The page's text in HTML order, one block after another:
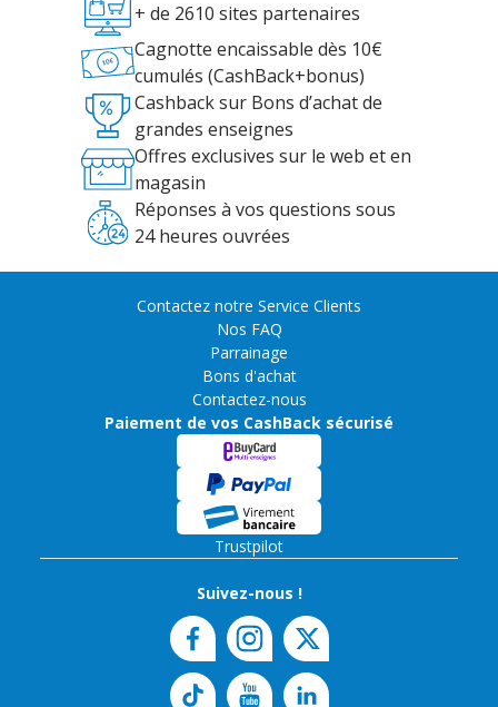
+ de 2610 sites partenaires
Cagnotte encaissable dès 10€
cumulés (CashBack+bonus)
Cashback sur Bons d’achat de
grandes enseignes
Offres exclusives sur le web et en
magasin
Réponses à vos questions sous
24 heures ouvrées
Contactez notre Service Clients
Nos FAQ
Parrainage
Bons d'achat
Contactez-nous
Paiement de vos CashBack sécurisé
Trustpilot
Suivez-nous !